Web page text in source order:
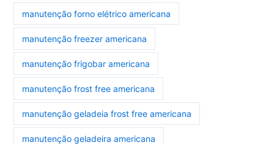
manutenção forno elétrico americana
manutenção freezer americana
manutenção frigobar americana
manutenção frost free americana
manutenção geladeia frost free americana
manutenção geladeira americana